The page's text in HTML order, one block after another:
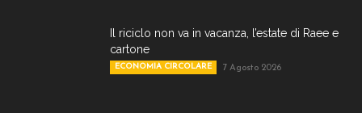
Il riciclo non va in vacanza, l’estate di Raee e
cartone
ECONOMIA CIRCOLARE 7 Agosto 2026